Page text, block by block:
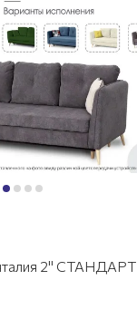
2" СТАНДАРТ